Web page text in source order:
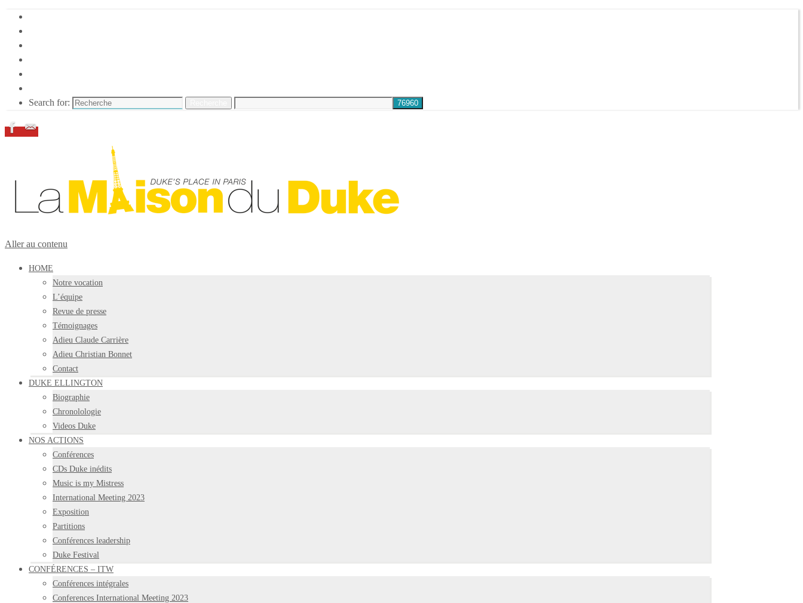
Search for:
Aller au contenu
HOME
Notre vocation
L’équipe
Revue de presse
Témoignages
Adieu Claude Carrière
Adieu Christian Bonnet
Contact
DUKE ELLINGTON
Biographie
Chronolologie
Videos Duke
NOS ACTIONS
Conférences
CDs Duke inédits
Music is my Mistress
International Meeting 2023
Exposition
Partitions
Conférences leadership
Duke Festival
CONFÉRENCES – ITW
Conférences intégrales
Conferences International Meeting 2023